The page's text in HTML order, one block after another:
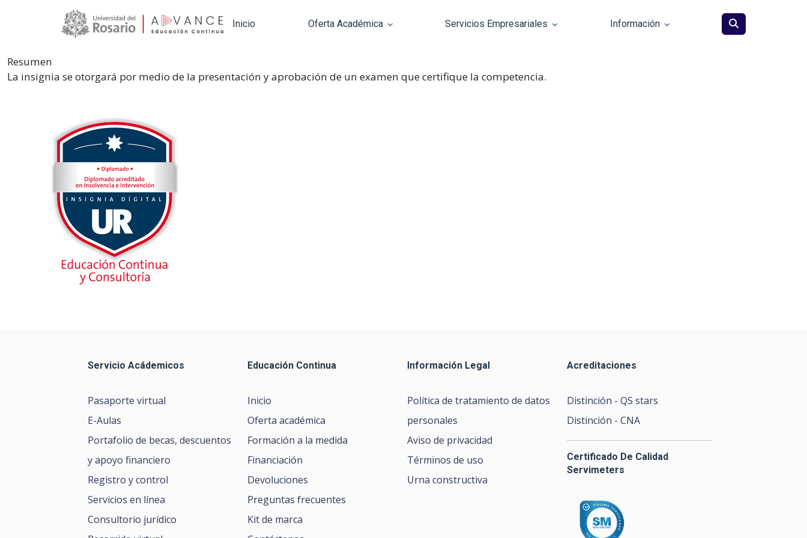
Main navigation
Inicio Oferta Académica Servicios Empresariales Información
Resumen
La insignia se otorgará por medio de la presentación y aprobación de un examen que certifique la competencia.
Servicio Acádemicos
Pasaporte virtual
E-Aulas
Portafolio de becas, descuentos
y apoyo financiero
Registro y control
Servicios en línea
Consultorio jurídico
Educación Continua
Inicio
Oferta académica
Formación a la medida
Financiación
Devoluciones
Preguntas frecuentes
Kit de marca
Información Legal
Política de tratamiento de datos
personales
Aviso de privacidad
Términos de uso
Urna constructiva
Acreditaciones
Distinción - QS stars
Distinción - CNA
Certificado De Calidad
Servimeters